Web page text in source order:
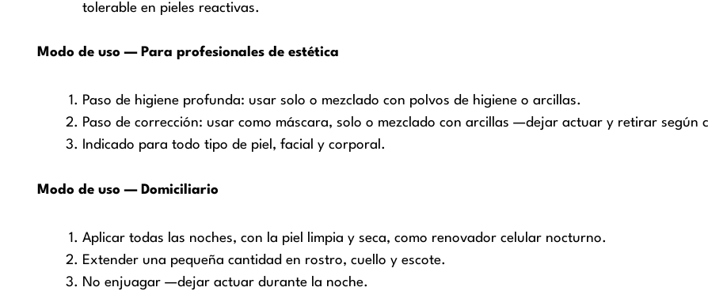
tolerable en pieles reactivas.
Modo de uso — Para profesionales de estética
Paso de higiene profunda: usar solo o mezclado con polvos de higiene o arcillas.
Paso de corrección: usar como máscara, solo o mezclado con arcillas —dejar actuar y retirar según
Indicado para todo tipo de piel, facial y corporal.
Modo de uso — Domiciliario
Aplicar todas las noches, con la piel limpia y seca, como renovador celular nocturno.
Extender una pequeña cantidad en rostro, cuello y escote.
No enjuagar —dejar actuar durante la noche.